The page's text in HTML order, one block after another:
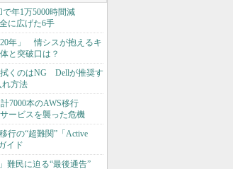
で年1万5000時間減
に広げた6手
20年」 情シスが抱えるキ
と突破口は？
くのはNG Dellが推奨す
れ方法
計7000本のAWS移行
ービスを襲った危機
行の“超難関”「Active
イド
」難民に迫る“最後通告”